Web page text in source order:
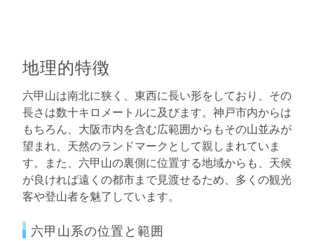
地理的特徴
六甲山は南北に狭く、東西に長い形をしており、その
長さは数十キロメートルに及びます。神戸市内からは
もちろん、大阪市内を含む広範囲からもその山並みが
望まれ、天然のランドマークとして親しまれていま
す。また、六甲山の裏側に位置する地域からも、天候
が良ければ遠くの都市まで見渡せるため、多くの観光
客や登山者を魅了しています。
六甲山系の位置と範囲